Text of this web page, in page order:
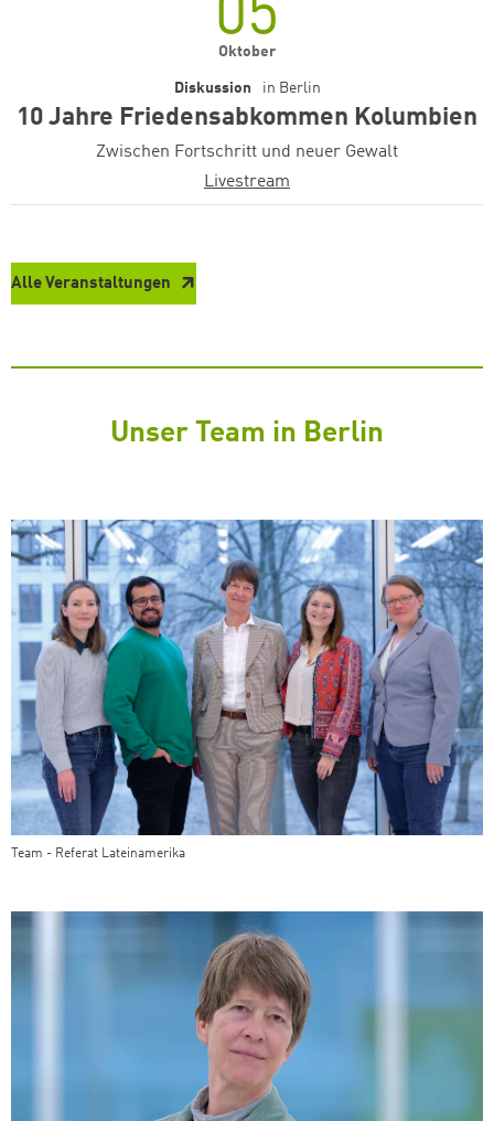
05
Oktober
10 Jahre Friedensabkommen Kolumbien
Diskussion in Berlin
Zwischen Fortschritt und neuer Gewalt
Livestream
Alle Veranstaltungen
Unser Team in Berlin
Team - Referat Lateinamerika